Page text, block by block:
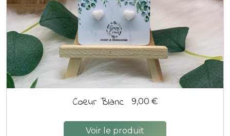
Coeur Blanc 9,00 €
Voir le produit